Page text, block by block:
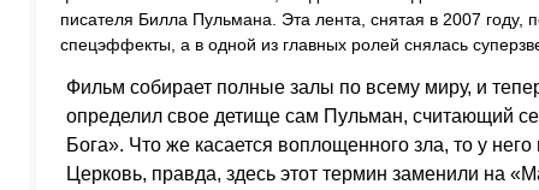
писателя Билла Пульмана. Эта лента, снятая в 2007 году,
спецэффекты, а в одной из главных ролей снялась
Фильм собирает полные залы по всему миру, и
определил свое детище сам Пульман, считающий
Бога». Что же касается воплощенного зла, то у него
Церковь, правда, здесь этот термин заменили на